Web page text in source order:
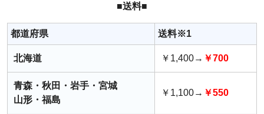
■送料■
都道府県 送料※1
北海道 ￥1,400→ ￥700
青森・秋田・岩手・宮城
山形・福島
￥1,100→ ￥550